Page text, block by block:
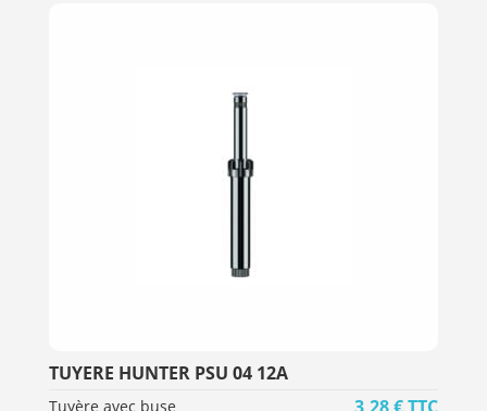
TUYERE HUNTER PSU 04 12A
Tuyère avec buse